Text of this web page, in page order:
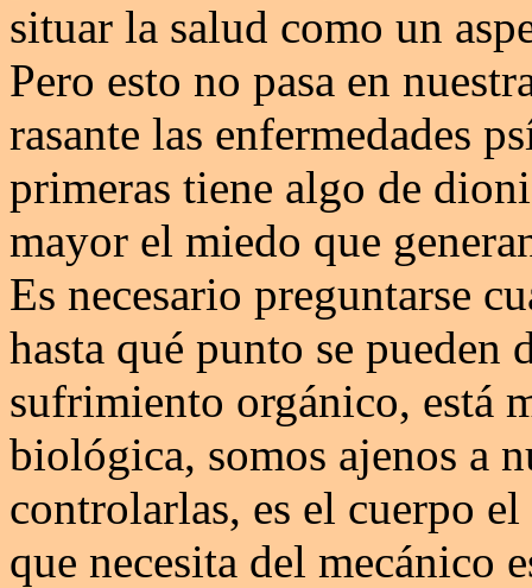
situar la salud como un
Pero esto no pasa en
rasante las enfermedades
primeras tiene algo de
mayor el miedo que
Es necesario preguntarse
hasta qué punto se
sufrimiento orgánico, está
biológica, somos ajenos a
controlarlas, es el cuerpo
que necesita del mecánico